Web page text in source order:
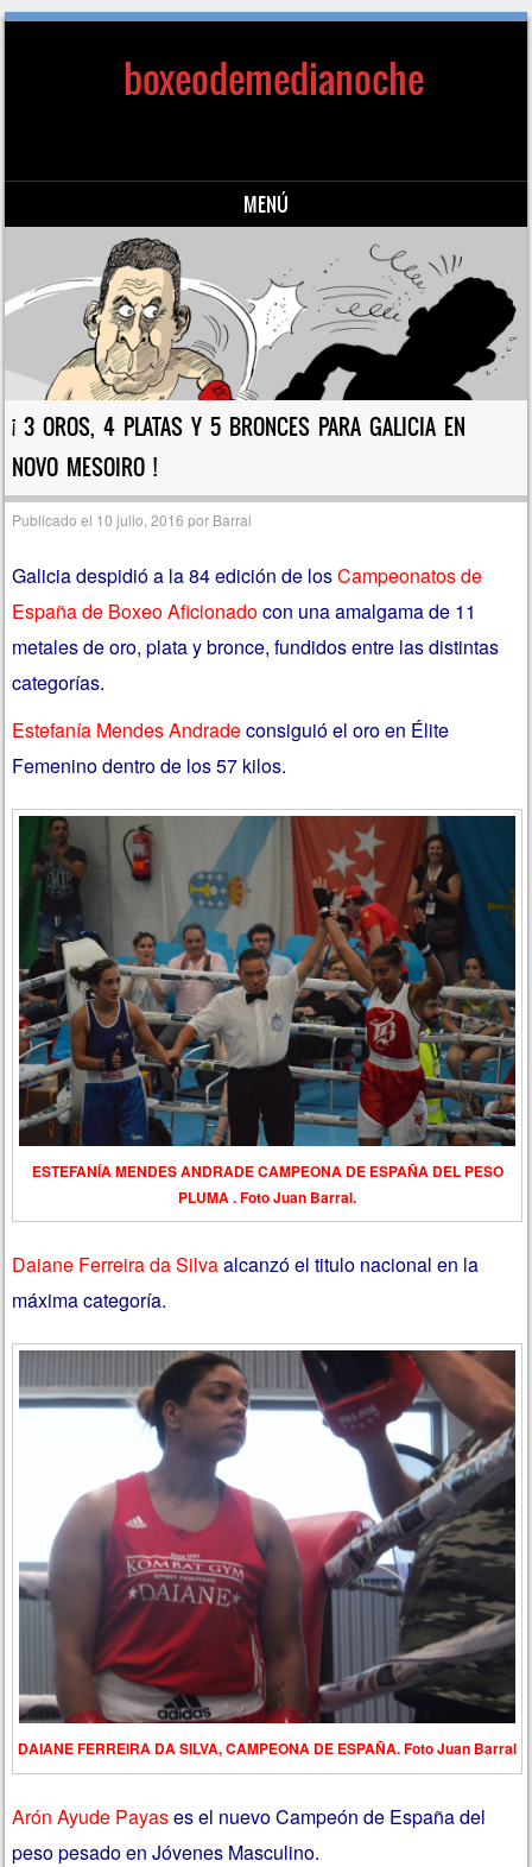
boxeodemedianoche
MENÚ
Saltar al contenido
¡ 3 OROS, 4 PLATAS Y 5 BRONCES PARA GALICIA EN
NOVO MESOIRO !
Publicado el 10 julio, 2016 por Barral
Galicia despidió a la 84 edición de losCampeonatos de
España de Boxeo Aficionadocon una amalgama de 11
metales de oro, plata y bronce, fundidos entre las distintas
categorías.
Estefanía Mendes Andradeconsiguió el oro en Élite
Femenino dentro de los 57 kilos.
ESTEFANÍA MENDES ANDRADE CAMPEONA DE ESPAÑA DEL PESO
PLUMA . Foto Juan Barral.
Daiane Ferreira da Silvaalcanzó el titulo nacional en la
máxima categoría.
DAIANE FERREIRA DA SILVA, CAMPEONA DE ESPAÑA. Foto Juan Barral
Arón Ayude Payases el nuevo Campeón de España del
peso pesado en Jóvenes Masculino.